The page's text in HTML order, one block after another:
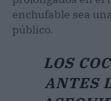
enchufable sea
público.
LOS
ANTES